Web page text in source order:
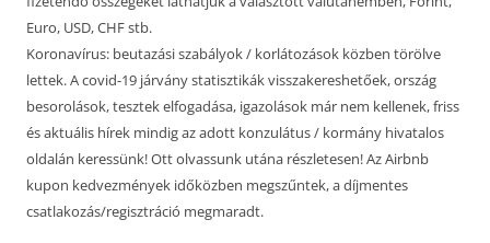
Euro, USD, CHF stb.
Koronavírus: beutazási szabályok / korlátozások közben törölve
lettek. A covid-19 járvány statisztikák visszakereshetőek, ország
besorolások, tesztek elfogadása, igazolások már nem kellenek, friss
és aktuális hírek mindig az adott konzulátus / kormány hivatalos
oldalán keressünk! Ott olvassunk utána részletesen! Az Airbnb
kupon kedvezmények időközben megszűntek, a díjmentes
csatlakozás/regisztráció megmaradt.